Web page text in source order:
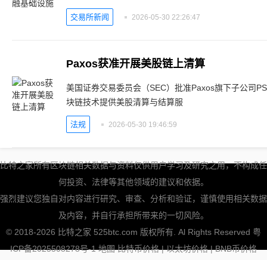
交易所新闻 2026-05-30 22:26:47
Paxos获准开展美股链上清算
美国证券交易委员会（SEC）批准Paxos旗下子公司
块链技术提供美股清算与结算服
法规 2026-05-30 19:46:59
比特之家所有区块链相关数据与资料仅供用户学习及研究之用，不构成任
何投资、法律等其他领域的建议和依据。
强烈建议您独自对内容进行研究、审查、分析和验证，谨慎使用相关数据
及内容，并自行承担所带来的一切风险。
© 2018-2026 比特之家 525btc.com 版权所有. Al Rights Reserved 粤
ICP备2025508278号-1 地图 比特币价格|以太坊价格|BNB币价格